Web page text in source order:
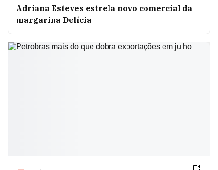
Adriana Esteves estrela novo comercial da
margarina Delícia